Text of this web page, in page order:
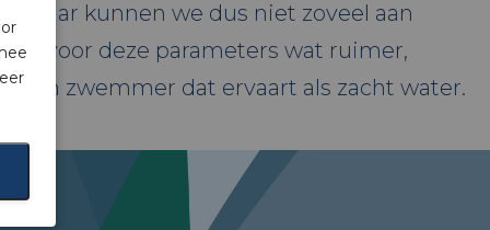
Daar kunnen we dus niet zoveel aan
voor deze parameters wat ruimer,
een zwemmer dat ervaart als zacht water.